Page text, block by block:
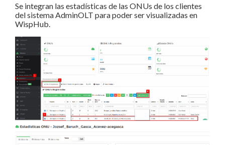
Se integran las estadísticas de las ONUs de los clientes
del sistema AdminOLT para poder ser visualizadas en
WispHub.